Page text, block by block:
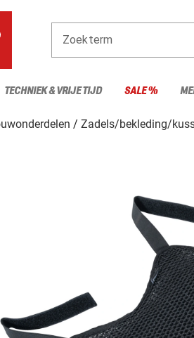
Zoekterm
TECHNIEK & VRIJE TIJD SALE %
Zadels/bekleding/